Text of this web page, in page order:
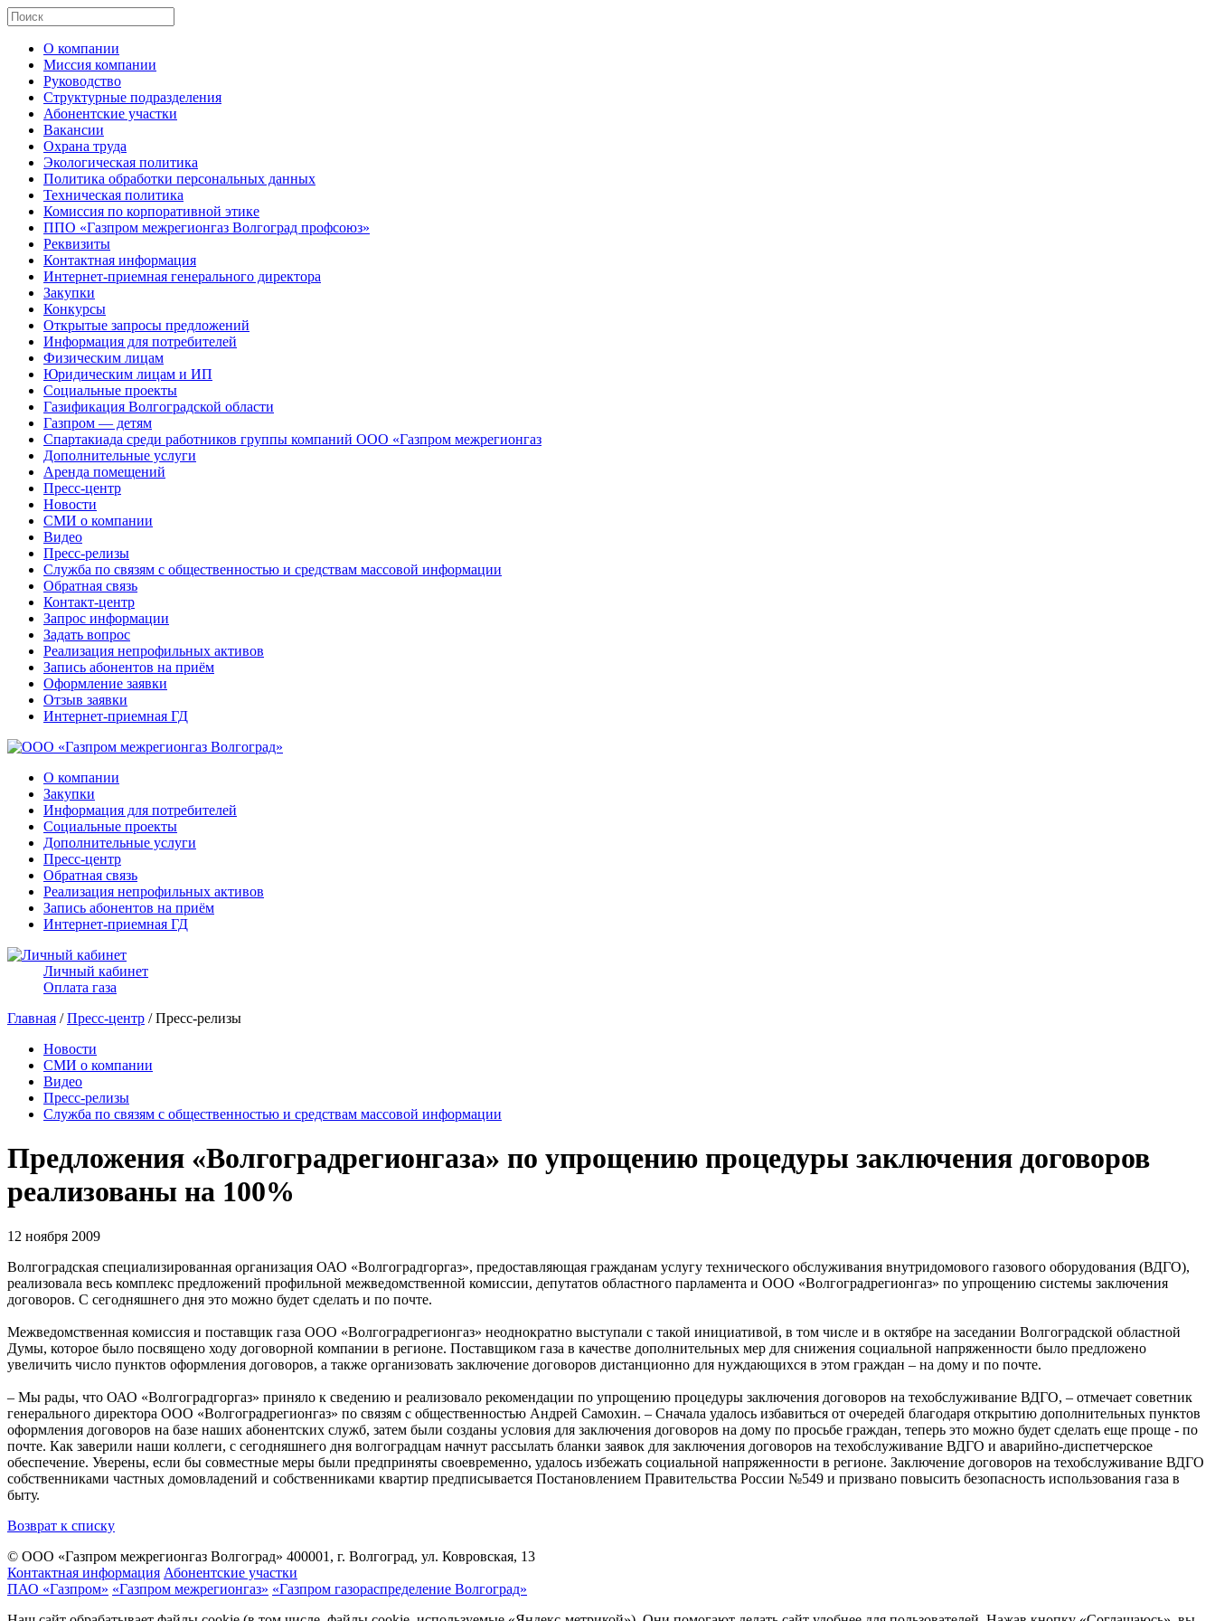
О компании
Миссия компании
Руководство
Структурные подразделения
Абонентские участки
Вакансии
Охрана труда
Экологическая политика
Политика обработки персональных данных
Техническая политика
Комиссия по корпоративной этике
ППО «Газпром межрегионгаз Волгоград профсоюз»
Реквизиты
Контактная информация
Интернет-приемная генерального директора
Закупки
Конкурсы
Открытые запросы предложений
Информация для потребителей
Физическим лицам
Юридическим лицам и ИП
Социальные проекты
Газификация Волгоградской области
Газпром — детям
Спартакиада среди работников группы компаний ООО «Газпром межрегионгаз
Дополнительные услуги
Аренда помещений
Пресс-центр
Новости
СМИ о компании
Видео
Пресс-релизы
Служба по связям с общественностью и средствам массовой информации
Обратная связь
Контакт-центр
Запрос информации
Задать вопрос
Реализация непрофильных активов
Запись абонентов на приём
Оформление заявки
Отзыв заявки
Интернет-приемная ГД
О компании
Закупки
Информация для потребителей
Социальные проекты
Дополнительные услуги
Пресс-центр
Обратная связь
Реализация непрофильных активов
Запись абонентов на приём
Интернет-приемная ГД
Личный кабинет
Оплата газа
Главная /Пресс-центр / Пресс-релизы
Новости
СМИ о компании
Видео
Пресс-релизы
Служба по связям с общественностью и средствам массовой информации
Предложения «Волгоградрегионгаза» по упрощению процедуры заключения договоров
реализованы на 100%
12 ноября 2009
Волгоградская специализированная организация ОАО «Волгоградгоргаз», предоставляющая гражданам услугу технического обслуживания внутридомового газового оборудования (ВДГО),
реализовала весь комплекс предложений профильной межведомственной комиссии, депутатов областного парламента и ООО «Волгоградрегионгаз» по упрощению системы заключения
договоров. С сегодняшнего дня это можно будет сделать и по почте.
Межведомственная комиссия и поставщик газа ООО «Волгоградрегионгаз» неоднократно выступали с такой инициативой, в том числе и в октябре на заседании Волгоградской областной
Думы, которое было посвящено ходу договорной компании в регионе. Поставщиком газа в качестве дополнительных мер для снижения социальной напряженности было предложено
увеличить число пунктов оформления договоров, а также организовать заключение договоров дистанционно для нуждающихся в этом граждан – на дому и по почте.
– Мы рады, что ОАО «Волгоградгоргаз» приняло к сведению и реализовало рекомендации по упрощению процедуры заключения договоров на техобслуживание ВДГО, – отмечает советник
генерального директора ООО «Волгоградрегионгаз» по связям с общественностью Андрей Самохин. – Сначала удалось избавиться от очередей благодаря открытию дополнительных пунктов
оформления договоров на базе наших абонентских служб, затем были созданы условия для заключения договоров на дому по просьбе граждан, теперь это можно будет сделать еще проще - по
почте. Как заверили наши коллеги, с сегодняшнего дня волгоградцам начнут рассылать бланки заявок для заключения договоров на техобслуживание ВДГО и аварийно-диспетчерское
обеспечение. Уверены, если бы совместные меры были предприняты своевременно, удалось избежать социальной напряженности в регионе. Заключение договоров на техобслуживание ВДГО
собственниками частных домовладений и собственниками квартир предписывается Постановлением Правительства России №549 и призвано повысить безопасность использования газа в
быту.
Возврат к списку
© ООО «Газпром межрегионгаз Волгоград» 400001, г. Волгоград, ул. Ковровская, 13
Контактная информация Абонентские участки
ПАО «Газпром» «Газпром межрегионгаз» «Газпром газораспределение Волгоград»